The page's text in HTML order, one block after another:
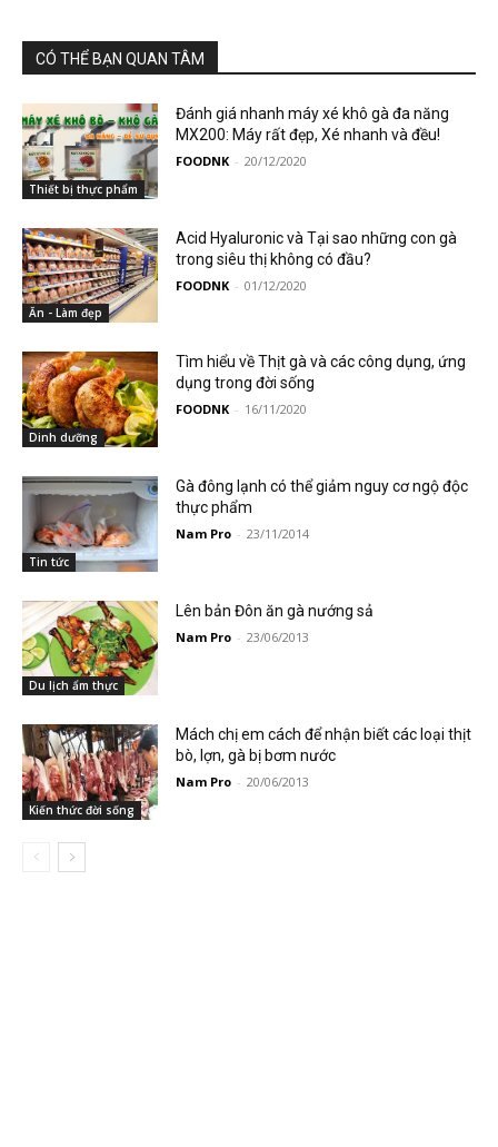
CÓ THỂ BẠN QUAN TÂM
Thiết bị thực phẩm
Đánh giá nhanh máy xé khô gà đa năng
MX200: Máy rất đẹp, Xé nhanh và đều!
FOODNK - 20/12/2020
Ăn - Làm đẹp
Acid Hyaluronic và Tại sao những con gà
trong siêu thị không có đầu?
FOODNK - 01/12/2020
Dinh dưỡng
Tìm hiểu về Thịt gà và các công dụng, ứng
dụng trong đời sống
FOODNK - 16/11/2020
Tin tức
Gà đông lạnh có thể giảm nguy cơ ngộ độc
thực phẩm
Nam Pro - 23/11/2014
Du lịch ẩm thực
Lên bản Đôn ăn gà nướng sả
Nam Pro - 23/06/2013
Kiến thức đời sống
Mách chị em cách để nhận biết các loại thịt
bò, lợn, gà bị bơm nước
Nam Pro - 20/06/2013